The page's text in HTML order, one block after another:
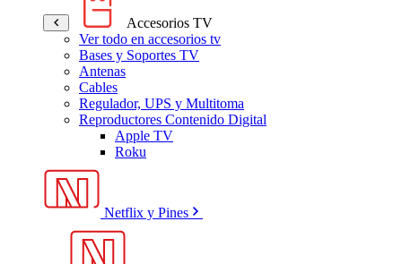
Accesorios TV
Ver todo en accesorios tv
Bases y Soportes TV
Antenas
Cables
Regulador, UPS y Multitoma
Reproductores Contenido Digital
Apple TV
Roku
Netflix y Pines